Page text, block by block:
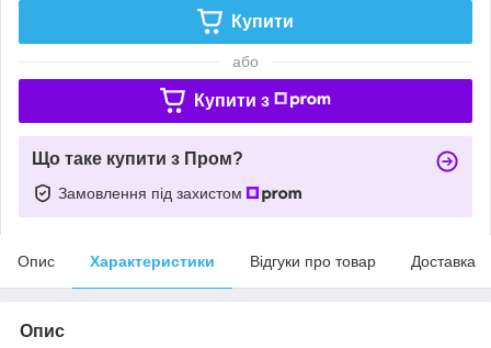
Купити
або
Купити з
Що таке купити з Пром?
Замовлення під захистом
Опис Характеристики Відгуки про товар Доставка
Опис